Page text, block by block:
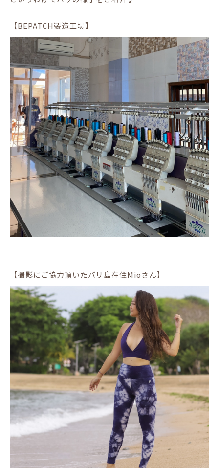
【BEPATCH製造工場】
【撮影にご協力頂いたバリ島在住Mioさん】